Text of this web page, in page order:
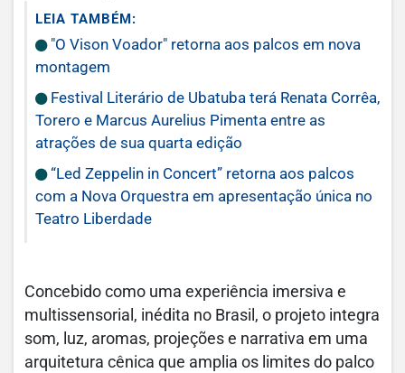
LEIA TAMBÉM:
"O Vison Voador" retorna aos palcos em nova
montagem
Festival Literário de Ubatuba terá Renata Corrêa,
Torero e Marcus Aurelius Pimenta entre as
atrações de sua quarta edição
“Led Zeppelin in Concert” retorna aos palcos
com a Nova Orquestra em apresentação única no
Teatro Liberdade
Concebido como uma experiência imersiva e
multissensorial, inédita no Brasil, o projeto integra
som, luz, aromas, projeções e narrativa em uma
arquitetura cênica que amplia os limites do palco